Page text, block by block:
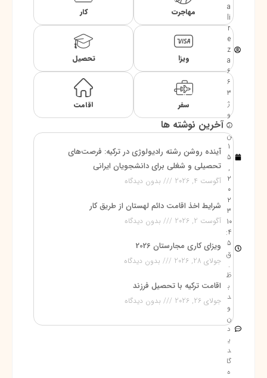
a
li
r
e
z
a
6
6
3
ژ
و
ئ
ن
1
5
,
2
0
2
3
10
:4
5
ق
.
ظ
ب
د
و
ن
د
ی
د
گا
ه
مهاجرت کار
ویزا تحصیل
سفر اقامت
آخرین نوشته ها
آینده روشن رشته رادیولوژی در ترکیه: فرصت‌های
تحصیلی و شغلی برای دانشجویان ایرانی
آگوست 4, 2026 بدون دیدگاه
شرایط اخذ اقامت دائم لهستان از طریق کار
آگوست 2, 2026 بدون دیدگاه
ویزای کاری مجارستان 2026
جولای 28, 2026 بدون دیدگاه
اقامت ترکیه با تحصیل فرزند
جولای 26, 2026 بدون دیدگاه